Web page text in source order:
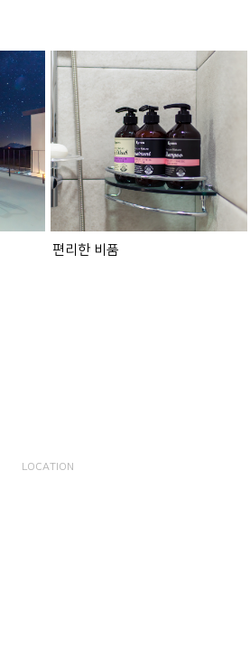
편리한 비품
LOCATION